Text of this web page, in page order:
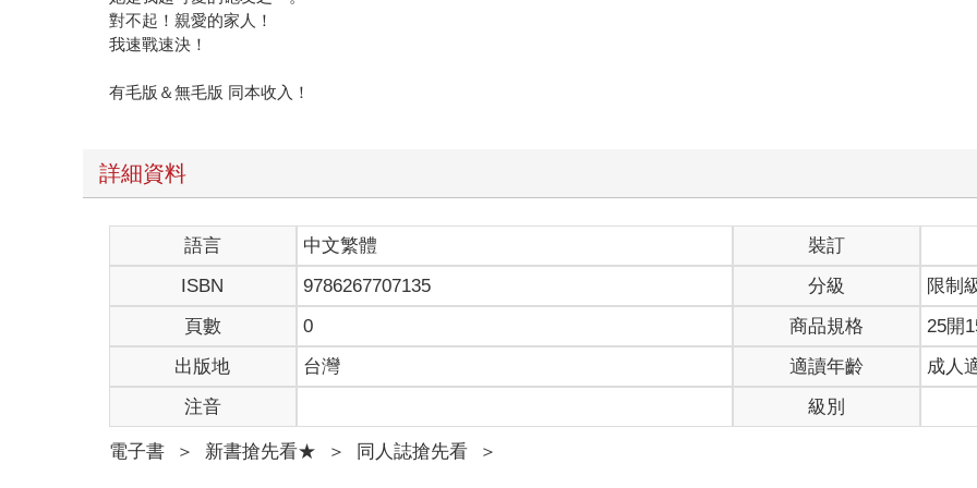
對不起！親愛的家人！
我速戰速決！
有毛版＆無毛版 同本收入！
詳細資料
語言 中文繁體
裝訂
ISBN
9786267707135 分級
限制
頁數
0 商品規格
25開
出版地
台灣 適讀年齡
成人
注音
級別
電子書 ＞ 新書搶先看★ ＞ 同人誌搶先看 ＞